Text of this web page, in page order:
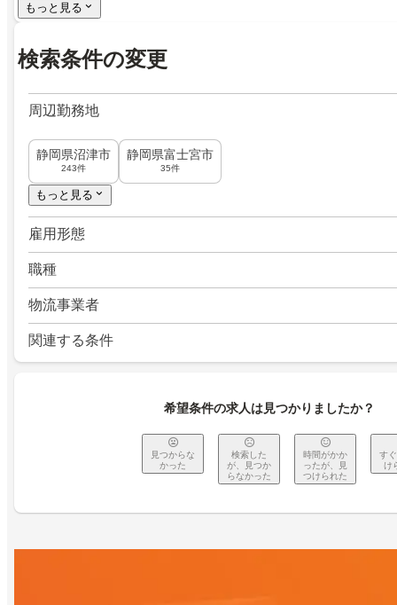
もっと見る
検索条件の変更
周辺勤務地
静岡県沼津市
243件
静岡県富士宮市
35件
もっと見る
雇用形態
職種
物流事業者
関連する条件
希望条件の求人は見つかりましたか？
見つからな
かった
検索した
が、見つか
らなかった
時間がかか
ったが、見
つけられた
す
け